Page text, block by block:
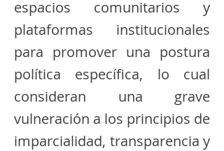
espacios comunitarios y
plataformas institucionales
para promover una postura
política específica, lo cual
consideran una grave
vulneración a los principios de
imparcialidad, transparencia y